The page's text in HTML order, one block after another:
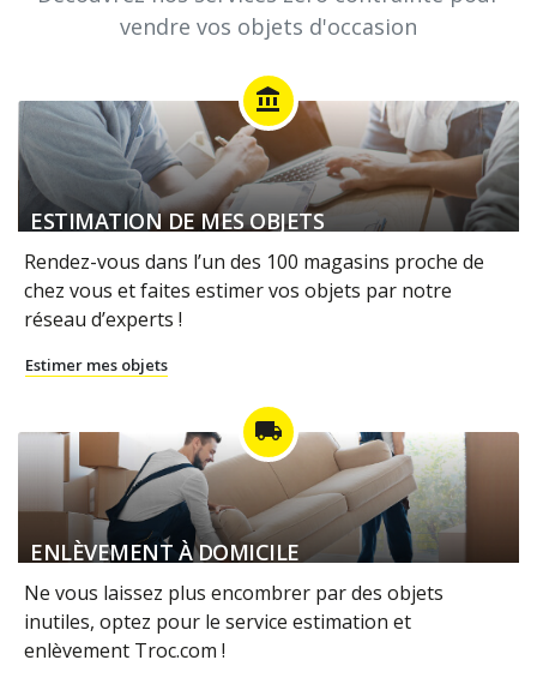
vendre vos objets d'occasion
account_balance
ESTIMATION DE MES OBJETS
Rendez-vous dans l’un des 100 magasins proche de
chez vous et faites estimer vos objets par notre
réseau d’experts !
Estimer mes objets
local_shipping
ENLÈVEMENT À DOMICILE
Ne vous laissez plus encombrer par des objets
inutiles, optez pour le service estimation et
enlèvement Troc.com !